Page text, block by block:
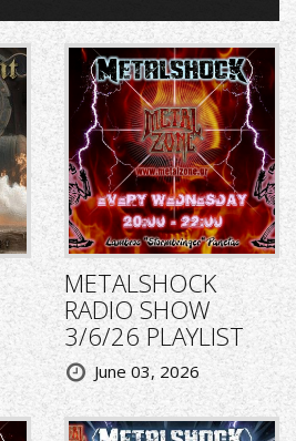
METALSHOCK
RADIO SHOW
3/6/26 PLAYLIST
June 03, 2026